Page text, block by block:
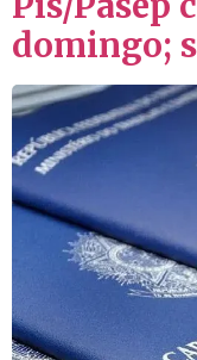
domingo;